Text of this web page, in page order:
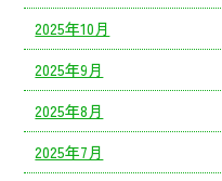
2025年10月
2025年9月
2025年8月
2025年7月